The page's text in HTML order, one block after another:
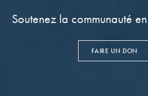
Soutenez la communauté
FAIRE UN DON